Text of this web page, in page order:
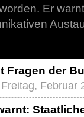
Er
Fragen der
Februar